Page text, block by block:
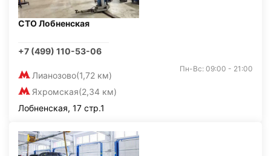
СТО Лобненская
+7 (499) 110-53-06
Лианозово(1,72 км)
Яхромская(2,34 км)
Пн-Вс: 09:00 - 21:00
Лобненская, 17 стр.1